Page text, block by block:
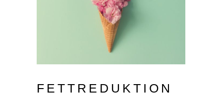
FETTREDUKTION